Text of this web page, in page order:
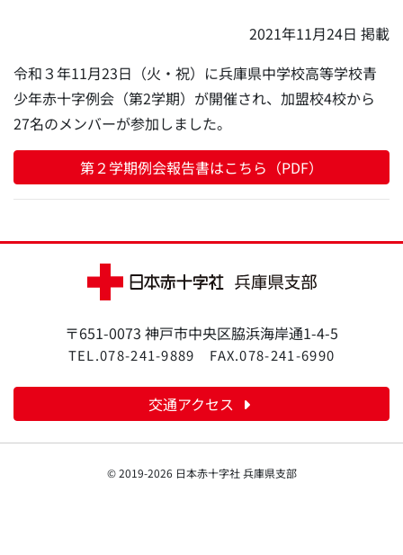
2021年11月24日 掲載
令和３年11月23日（火・祝）に兵庫県中学校高等学校青
少年赤十字例会（第2学期）が開催され、加盟校4校から
27名のメンバーが参加しました。
第２学期例会報告書はこちら（PDF）
〒651-0073 神戸市中央区脇浜海岸通1-4-5
TEL.078-241-9889 FAX.078-241-6990
交通アクセス
© 2019-2026 日本赤十字社 兵庫県支部